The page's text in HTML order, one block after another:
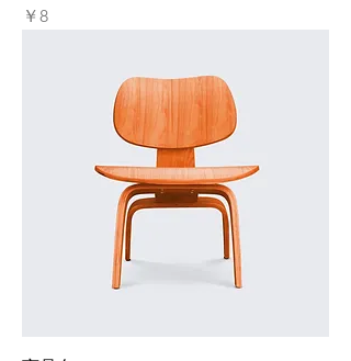
価格
￥8